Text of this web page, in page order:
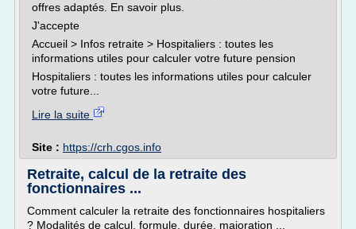
offres adaptés. En savoir plus.
J'accepte
Accueil > Infos retraite > Hospitaliers : toutes les
informations utiles pour calculer votre future pension
Hospitaliers : toutes les informations utiles pour calculer
votre future...
Lire la suite
Site : https://crh.cgos.info
Retraite, calcul de la retraite des
fonctionnaires ...
Comment calculer la retraite des fonctionnaires hospitaliers
? Modalités de calcul, formule, durée, majoration ...